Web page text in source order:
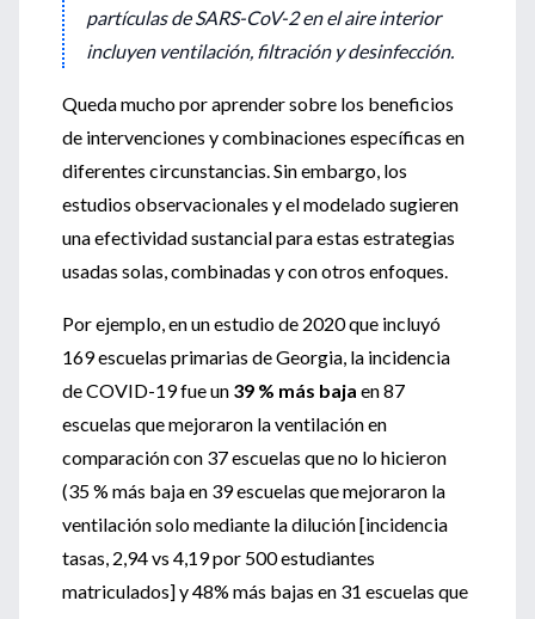
partículas de SARS-CoV-2 en el aire interior
incluyen ventilación, filtración y desinfección.
Queda mucho por aprender sobre los beneficios
de intervenciones y combinaciones específicas en
diferentes circunstancias. Sin embargo, los
estudios observacionales y el modelado sugieren
una efectividad sustancial para estas estrategias
usadas solas, combinadas y con otros enfoques.
Por ejemplo, en un estudio de 2020 que incluyó
169 escuelas primarias de Georgia, la incidencia
de COVID-19 fue un 39 % más baja en 87
escuelas que mejoraron la ventilación en
comparación con 37 escuelas que no lo hicieron
(35 % más baja en 39 escuelas que mejoraron la
ventilación solo mediante la dilución [incidencia
tasas, 2,94 vs 4,19 por 500 estudiantes
matriculados] y 48% más bajas en 31 escuelas que